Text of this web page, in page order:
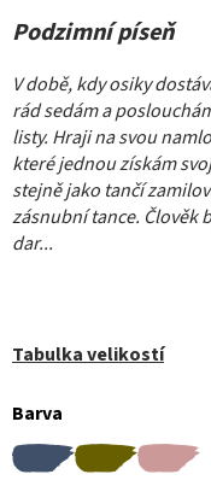
Podzimní píseň
V době, kdy osiky
rád sedám a
listy. Hraji na svou
které jednou získám
stejně jako tančí
zásnubní tance. Člověk
dar...
Tabulka velikostí
Barva